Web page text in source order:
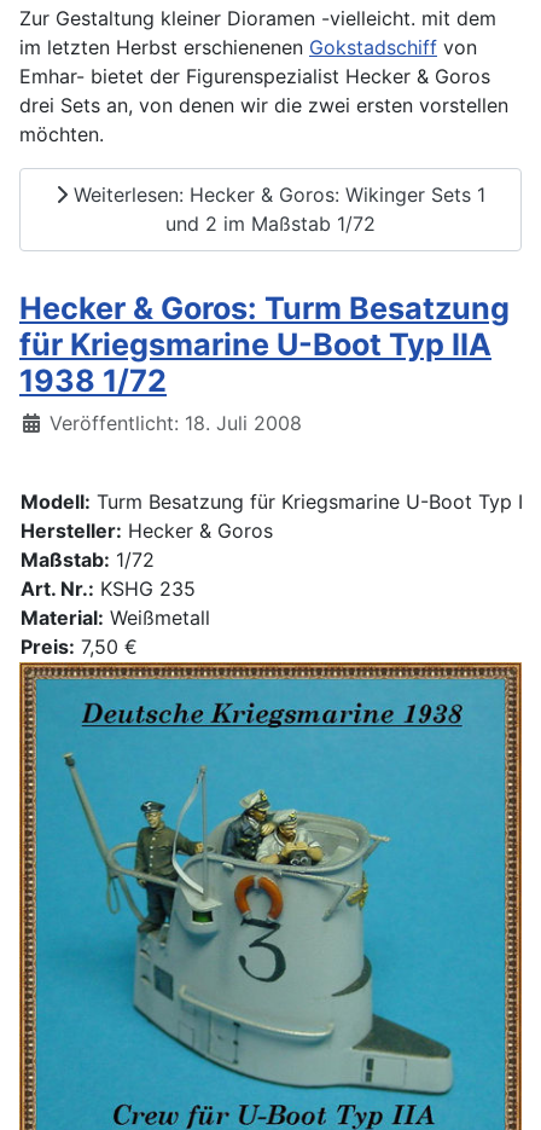
Zur Gestaltung kleiner Dioramen -vielleicht. mit dem
im letzten Herbst erschienenen Gokstadschiff von
Emhar- bietet der Figurenspezialist Hecker & Goros
drei Sets an, von denen wir die zwei ersten vorstellen
möchten.
Weiterlesen: Hecker & Goros: Wikinger Sets 1
und 2 im Maßstab 1/72
Hecker & Goros: Turm Besatzung
für Kriegsmarine U-Boot Typ IIA
1938 1/72
Details
Veröffentlicht: 18. Juli 2008
Modell: Turm Besatzung für Kriegsmarine U-Boot Typ
Hersteller: Hecker & Goros
Maßstab: 1/72
Art. Nr.: KSHG 235
Material: Weißmetall
Preis: 7,50 €